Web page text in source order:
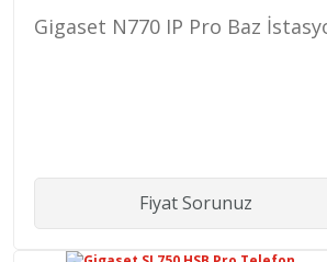
Gigaset N770 IP Pro Baz
Fiyat Sorunuz